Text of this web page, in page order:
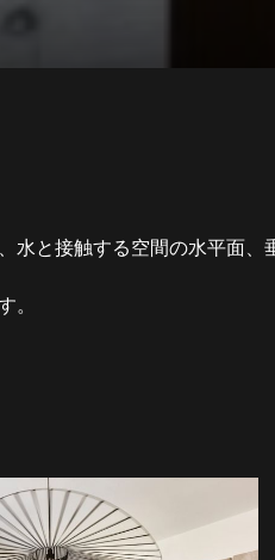
水と接触する空間の水平面